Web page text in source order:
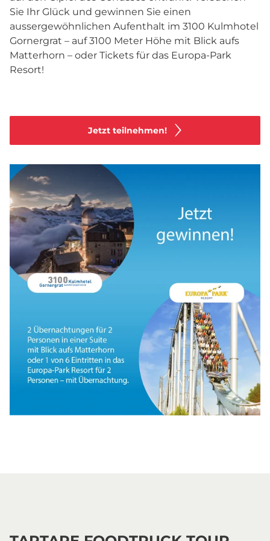
Sie Ihr Glück und gewinnen Sie einen
aussergewöhnlichen Aufenthalt im 3100 Kulmhotel
Gornergrat – auf 3100 Meter Höhe mit Blick aufs
Matterhorn – oder Tickets für das Europa-Park
Resort!
Jetzt teilnehmen!